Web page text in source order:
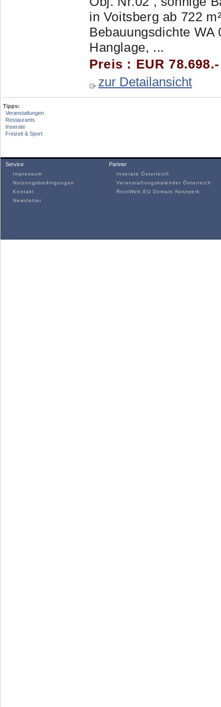
in Voitsberg ab 722
Bebauungsdichte
Hanglage, ...
Preis : EUR
zur Detailansicht
Tipps:
Veranstaltungen
Restaurants
Inserate
Freizeit & Sport
Service
Impressum
Nutzungsbedingungen
Kontakt
Newsletter
Partner
Inserate Österreich
Veranstaltungskalender Österreich
RootWeb.EU Domain Netzwerk